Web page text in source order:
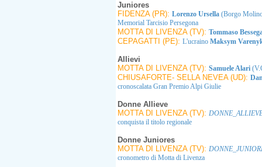
Juniores
FIDENZA (PR): Lorenzo Ursella (Borgo
Memorial Tarcisio Persegona
MOTTA DI LIVENZA (TV): Tommaso
CEPAGATTI (PE): L'ucraino Maksym
Allievi
MOTTA DI LIVENZA (TV): Samuele Alari
CHIUSAFORTE- SELLA NEVEA (UD):
cronoscalata Gran Premio Alpi Giulie
Donne Allieve
MOTTA DI LIVENZA (TV):
conquista il titolo regionale
Donne Juniores
MOTTA DI LIVENZA (TV):
cronometro di Motta di Livenza